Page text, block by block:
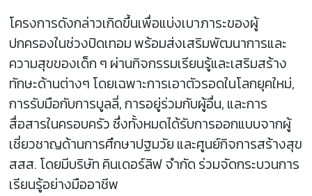
โครงการดังกล่าวเกิดขึ้นเพื่อแบ่งเบาภาระของผู้
ปกครองในช่วงปิดเทอม พร้อมส่งเสริมพัฒนาการและ
ความสุขของเด็ก ๆ ผ่านกิจกรรมเรียนรู้และเสริมสร้าง
ทักษะด้านต่างๆ โดยเฉพาะการเอาตัวรอดในโลกยุคใหม่,
การรับมือกับการบูลลี่, การอยู่ร่วมกับผู้อื่น, และการ
สื่อสารในครอบครัว ซึ่งทั้งหมดได้รับการออกแบบจากผู้
เชี่ยวชาญด้านการศึกษาปฐมวัย และศูนย์กิจการสร้างสุข
สสส. โดยมีบริษัท คินเดอร์ลิฟ จำกัด ร่วมจัดกระบวนการ
เรียนรู้อย่างมืออาชีพ